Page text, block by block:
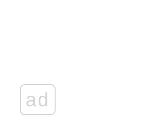
ad